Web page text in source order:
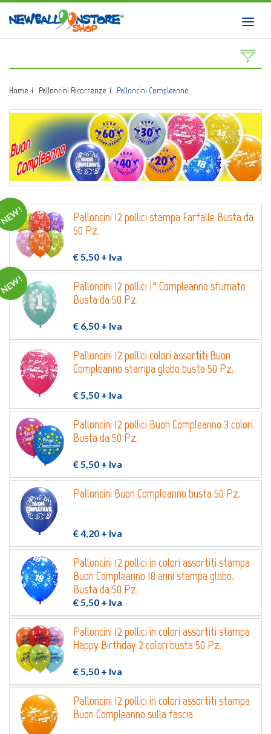
HOME
CATALOGO
CHI SIAMO
CORSI BALLOON ART
INVIO LOGO
CONTATTI
EVENTI NBS
Login Registrati
0
Home Palloncini Ricorrenze Palloncini Compleanno
Palloncini 12 pollici stampa Farfalle Busta da
50 Pz.
€ 5,50 + Iva
Palloncini 12 pollici 1° Compleanno sfumato
Busta da 50 Pz.
€ 6,50 + Iva
Palloncini 12 pollici colori assortiti Buon
Compleanno stampa globo busta 50 Pz.
€ 5,50 + Iva
Palloncini 12 pollici Buon Compleanno 3 colori.
Busta da 50 Pz.
€ 5,50 + Iva
Palloncini Buon Compleanno busta 50 Pz.
€ 4,20 + Iva
Palloncini 12 pollici in colori assortiti stampa
Buon Compleanno 18 anni stampa globo.
Busta da 50 Pz.
€ 5,50 + Iva
Palloncini 12 pollici in colori assortiti stampa
Happy Birthday 2 colori busta 50 Pz.
€ 5,50 + Iva
Palloncini 12 pollici in colori assortiti stampa
Buon Compleanno sulla fascia